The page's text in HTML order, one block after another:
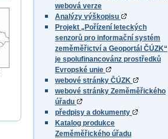
webová verze
Analýzy výškopisu
Projekt „Pořízení leteckých
senzorů pro informační systém
zeměměřictví a Geoportál ČÚZK“
je spolufinancovánz prostředků
Evropské unie
webové stránky ČÚZK
webové stránky Zeměměřického
úřadu
předpisy a dokumenty
Katalog produkce
Zeměměřického úřadu